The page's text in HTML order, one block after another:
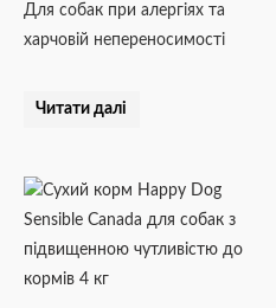
Для собак при алергіях та
харчовій непереносимості
Читати далі